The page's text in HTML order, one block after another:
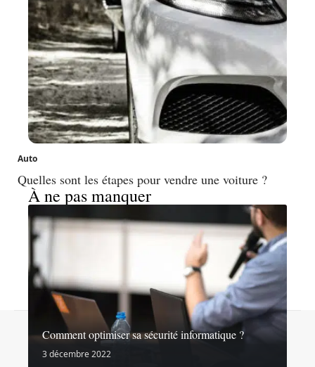
Auto
Quelles sont les étapes pour vendre une voiture ?
À ne pas manquer
Comment optimiser sa sécurité informatique ?
3 décembre 2022© 2026 | noslibertes.org
Mentions légales Sitemap